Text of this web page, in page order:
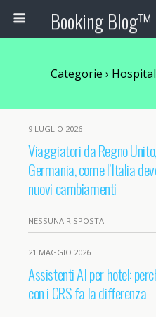
Categorie ›
9 LUGLIO 2026
Viaggiatori da Regno
Germania, come l’Italia
nuovi cambiamenti
NESSUNA RISPOSTA
21 MAGGIO 2026
Assistenti AI per hotel:
con i CRS fa la differenza